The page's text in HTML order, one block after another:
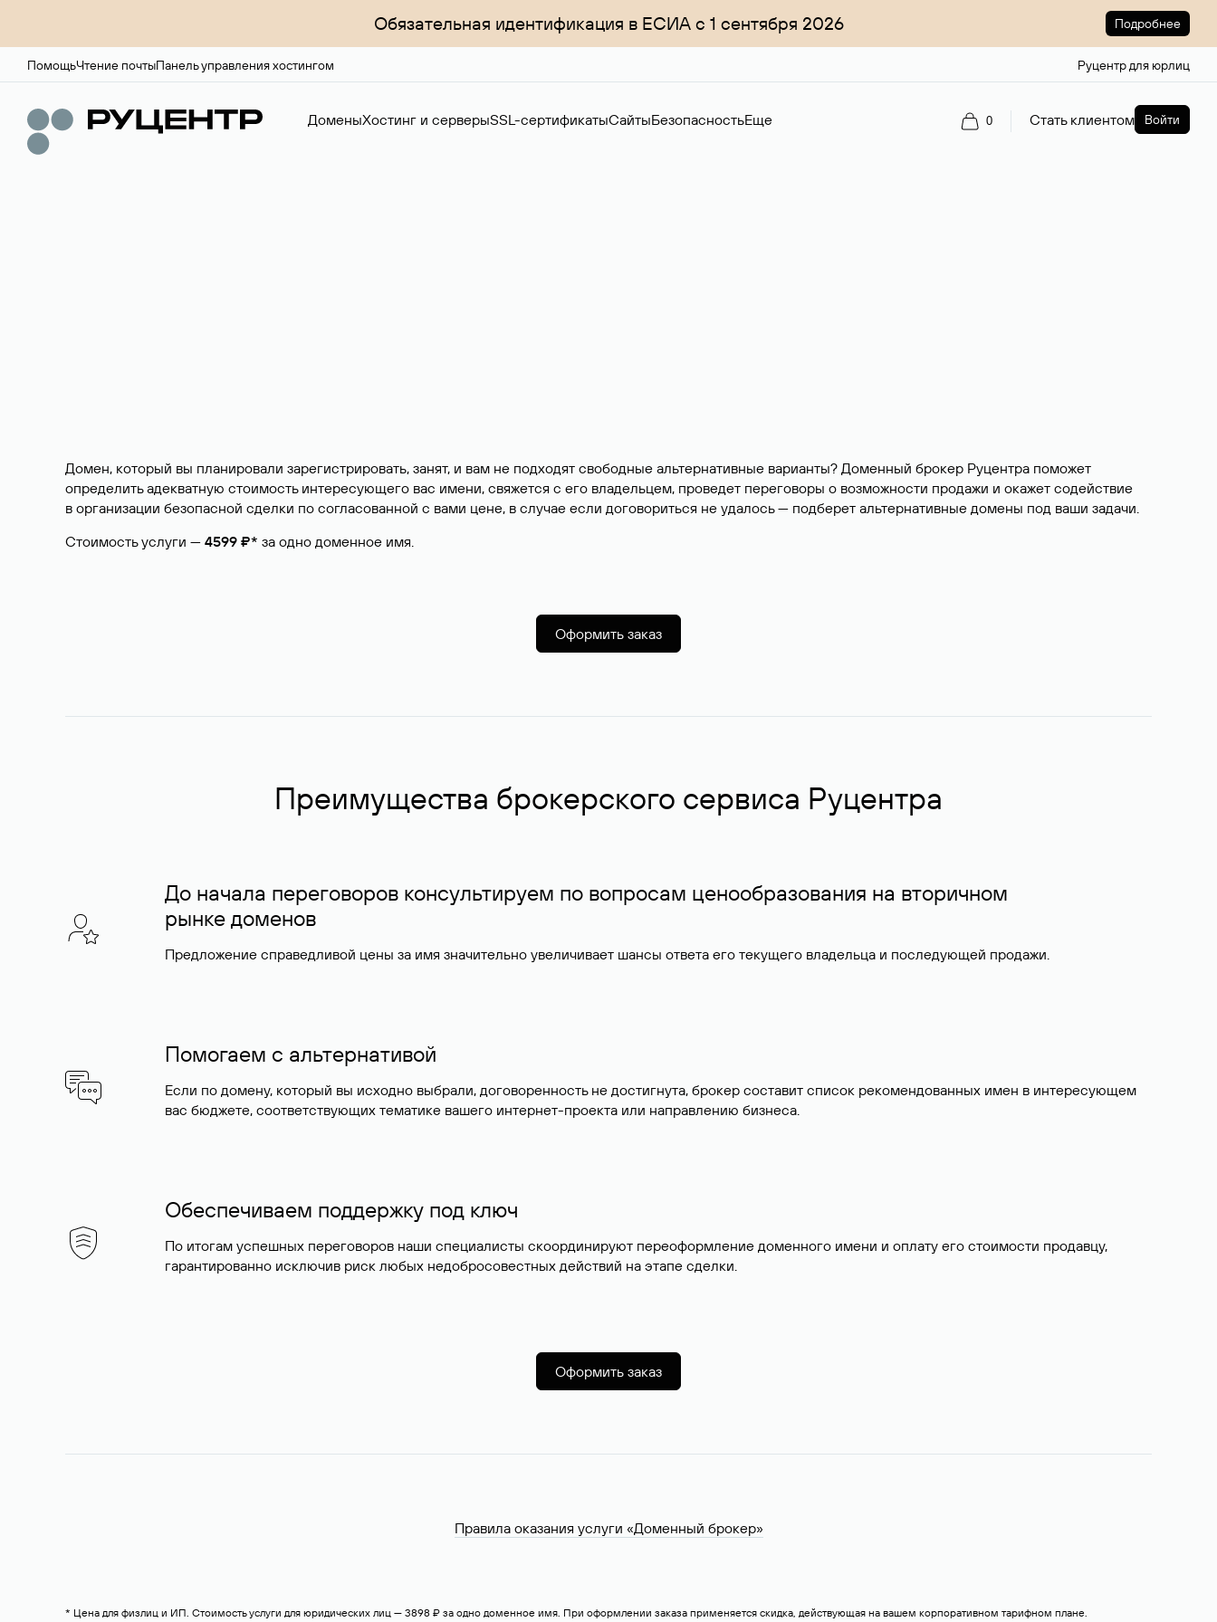
Обязательная идентификация в ЕСИА с 1 сентября 2026 Подробнее
ПомощьЧтение почтыПанель управления хостингом Руцентр для юрлиц
ДоменыХостинг и серверыSSL-сертификатыСайтыБезопасностьЕще 0 Стать клиентом Войти
Домен, который вы планировали зарегистрировать, занят, и вам не подходят свободные альтернативные варианты? Доменный брокер Руцентра поможет
определить адекватную стоимость интересующего вас имени, свяжется с его владельцем, проведет переговоры о возможности продажи и окажет содействие
в организации безопасной сделки по согласованной с вами цене, в случае если договориться не удалось — подберет альтернативные домены под ваши задачи.
Стоимость услуги — 4599 ₽* за одно доменное имя.
Оформить заказ
Преимущества брокерского сервиса Руцентра
До начала переговоров консультируем по вопросам ценообразования на вторичном
рынке доменов
Предложение справедливой цены за имя значительно увеличивает шансы ответа его текущего владельца и последующей продажи.
Помогаем с альтернативой
Если по домену, который вы исходно выбрали, договоренность не достигнута, брокер составит список рекомендованных имен в интересующем
вас бюджете, соответствующих тематике вашего интернет-проекта или направлению бизнеса.
Обеспечиваем поддержку под ключ
По итогам успешных переговоров наши специалисты скоординируют переоформление доменного имени и оплату его стоимости продавцу,
гарантированно исключив риск любых недобросовестных действий на этапе сделки.
Оформить заказ
Правила оказания услуги «Доменный брокер»
* Цена для физлиц и ИП. Стоимость услуги для юридических лиц — 3898 ₽ за одно доменное имя. При оформлении заказа применяется скидка, действующая на вашем корпоративном тарифном плане.